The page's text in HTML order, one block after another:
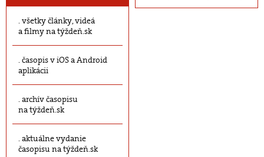
všetky články, videá
a filmy na týždeň.sk
časopis v iOS a Android
aplikácii
archív časopisu
na týždeň.sk
aktuálne vydanie
časopisu na týždeň.sk